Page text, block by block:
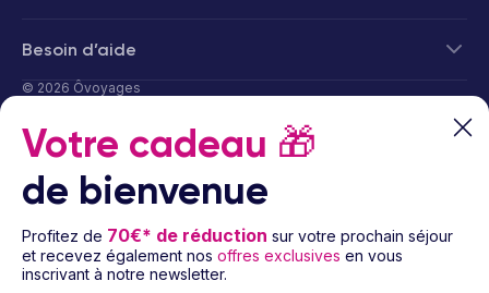
Besoin d’aide
© 2026 Ôvoyages
Paiement sécurisé
Votre cadeau 🎁
de bienvenue
Profitez de 70€* de réduction sur votre prochain séjour
et recevez également nos offres exclusives en vous
inscrivant à notre newsletter.